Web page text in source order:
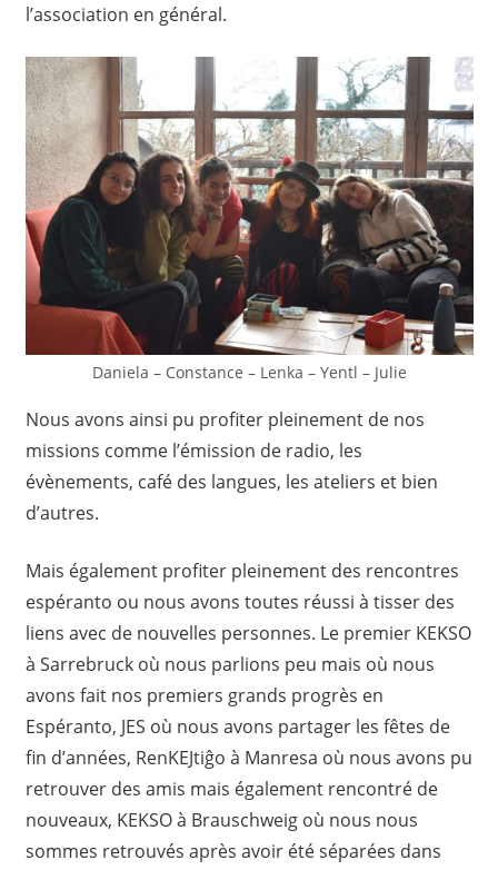
l’association en général.
Daniela – Constance – Lenka – Yentl – Julie
Nous avons ainsi pu profiter pleinement de nos
missions comme l’émission de radio, les
évènements, café des langues, les ateliers et bien
d’autres.
Mais également profiter pleinement des rencontres
espéranto ou nous avons toutes réussi à tisser des
liens avec de nouvelles personnes. Le premier KEKSO
à Sarrebruck où nous parlions peu mais où nous
avons fait nos premiers grands progrès en
Espéranto, JES où nous avons partager les fêtes de
fin d’années, RenKEJtiĝo à Manresa où nous avons pu
retrouver des amis mais également rencontré de
nouveaux, KEKSO à Brauschweig où nous nous
sommes retrouvés après avoir été séparées dans